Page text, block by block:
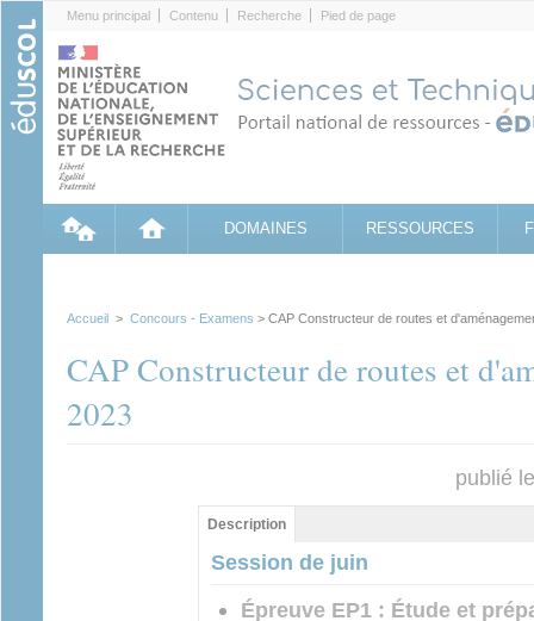
Menu principal Contenu Recherche Pied de page
DOMAINES RESSOURCES
Accueil > Concours - Examens > CAP Constructeur de routes et
CAP Constructeur de routes et
2023
publié
Groupe principal
Description
actif)
Session de juin
Épreuve EP1 : Étude et